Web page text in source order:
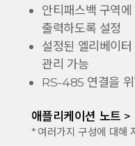
안티패스백 구역
출력하도록 설정
설정된 엘리베이
관리 가능
RS-485 연결을
애플리케이션 노트 >
* 여러가지 구성에 대해